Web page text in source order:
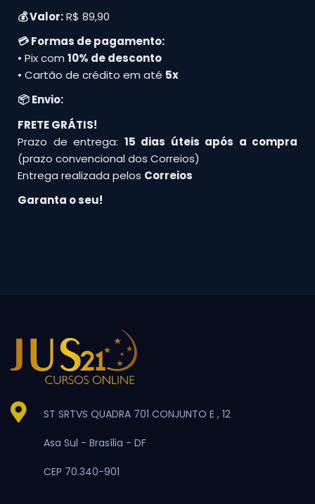
💰 Valor:R$ 89,90
💳 Formas de pagamento:
• Pix com 10% de desconto
• Cartão de crédito em até 5x
📦 Envio:
FRETE GRÁTIS!
Prazo de entrega: 15 dias úteis após a compra
(prazo convencional dos Correios)
Entrega realizada pelos Correios
Garanta o seu!
ST SRTVS QUADRA 701 CONJUNTO E , 12
Asa Sul - Brasília - DF
CEP 70.340-901